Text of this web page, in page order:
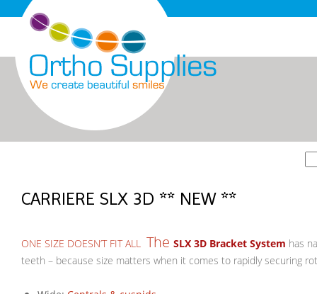
CARRIERE SLX 3D ** NEW **
ONE SIZE DOESN’T FIT ALL The SLX 3D Bracket System has
teeth – because size matters when it comes to rapidly securing